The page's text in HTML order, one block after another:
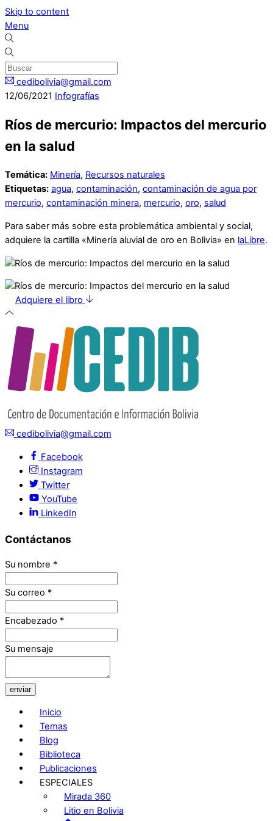
Skip to content
Menu
cedibolivia@gmail.com
12/06/2021 Infografías
Ríos de mercurio: Impactos del mercurio
en la salud
Temática: Minería, Recursos naturales
Etiquetas: agua, contaminación, contaminación de agua por
mercurio, contaminación minera, mercurio, oro, salud
Para saber más sobre esta problemática ambiental y social,
adquiere la cartilla «Minería aluvial de oro en Bolivia» en laLibre.
Adquiere el libro
cedibolivia@gmail.com
Facebook
Instagram
Twitter
YouTube
LinkedIn
Contáctanos
Su nombre *
Su correo *
Encabezado *
Su mensaje
enviar
Inicio
Temas
Blog
Biblioteca
Publicaciones
ESPECIALES
Mirada 360
Litio en Bolivia